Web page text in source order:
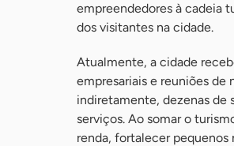
empreendedores à cadeia
dos visitantes na cidade.
Atualmente, a cidade
empresariais e reuniões
indiretamente, dezenas de
serviços. Ao somar o
renda, fortalecer